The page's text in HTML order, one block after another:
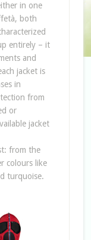
in one
both
entirely – it
and
jacket is
in
from
or
jacket
from the
colours like
turquoise.